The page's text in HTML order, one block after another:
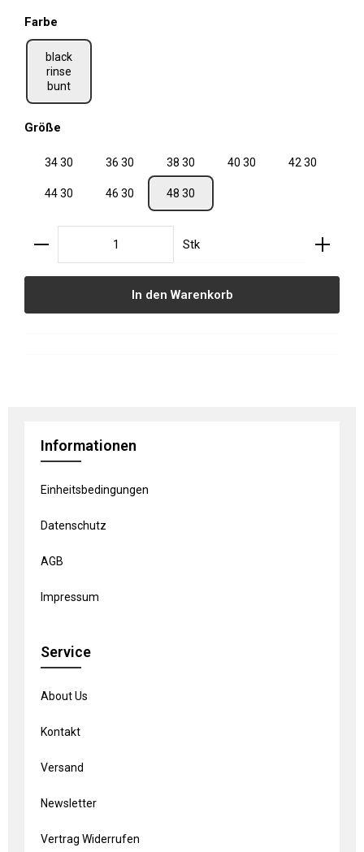
Farbe
black
rinse
bunt
Größe
34 30 36 30 38 30 40 30 42 30
44 30 46 30 48 30
Produkt Anzahl: Gib den gewünschten Wert ein
Stk
In den Warenkorb
Informationen
Einheitsbedingungen
Datenschutz
AGB
Impressum
Service
About Us
Kontakt
Versand
Newsletter
Vertrag Widerrufen